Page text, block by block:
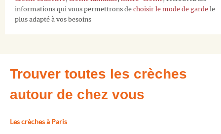
informations qui vous permettrons de choisir le mode de garde le
plus adapté à vos besoins
Trouver toutes les crèches
autour de chez vous
Les crèches à Paris